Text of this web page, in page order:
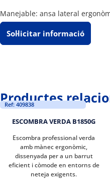
Manejable: ansa lateral
Sol·licitar informació
Productes
Ref: 409838
ESCOMBRA VERDA B1850G
Escombra professional verda
amb mànec ergonòmic,
dissenyada per a un barrut
eficient i còmode en entorns de
neteja exigents.